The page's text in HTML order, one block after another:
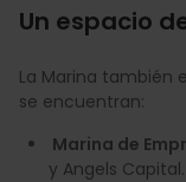
Un espacio
La Marina también
se encuentran:
Marina de
y Angels Capital.